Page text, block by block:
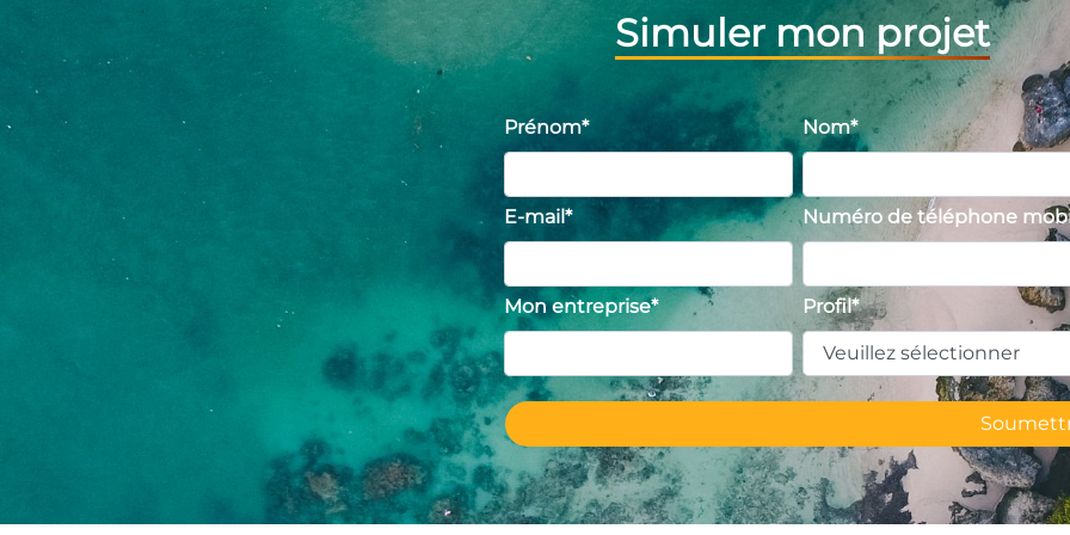
Simuler mon projet
Prénom* Nom*
E-mail* Numéro de téléphone
Mon entreprise* Profil*